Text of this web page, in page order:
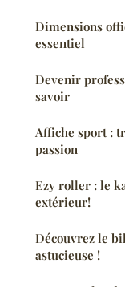
Dimensions
essentiel
Devenir
savoir
Affiche sport :
passion
Ezy roller : le
extérieur!
Découvrez le
astucieuse !